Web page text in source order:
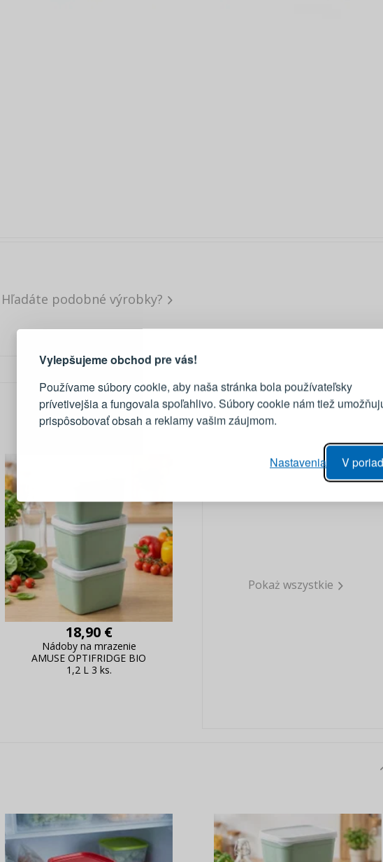
Vylepšujeme obchod pre vás!
Používame súbory cookie, aby naša stránka bola používateľsky
prívetivejšia a fungovala spoľahlivo. Súbory cookie nám tiež
prispôsobovať obsah a reklamy vašim záujmom.
V
Nastavenia
Hľadáte podobné výrobky?
18,90 €
Nádoby na mrazenie
AMUSE OPTIFRIDGE BIO
1,2 L 3 ks.
Pokaż wszystkie
účet
Živý náhľad na zmeny v objednávke
E-mail
PRIHLÁSIŤ